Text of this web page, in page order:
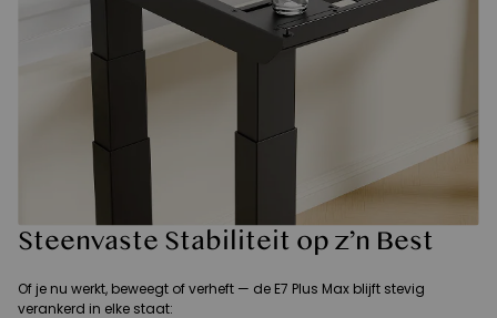
Steenvaste Stabiliteit op z’n Best
Of je nu werkt, beweegt of verheft — de E7 Plus Max blijft stevig
verankerd in elke staat: